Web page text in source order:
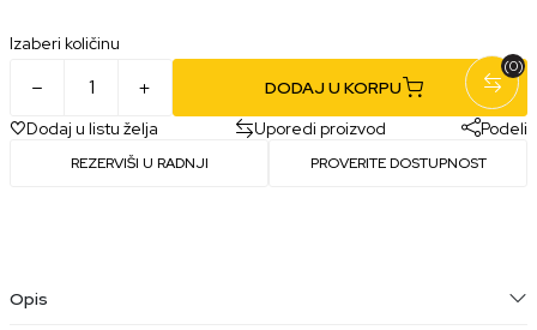
Izaberi količinu
DODAJ U KORPU
Dodaj u listu želja
Uporedi proizvod Podeli
REZERVIŠI U RADNJI PROVERITE DOSTUPNOST
(0)
Opis